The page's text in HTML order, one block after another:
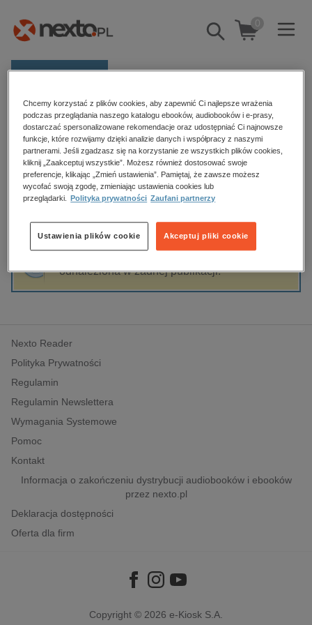
Pokaż/schowaj
wyszukiwarkę
0
E-prasa
Kategorie
Zobacz wszystkie E-prasa
budownictwo, aranżacja wnętrz
biznesowe, branżowe, gospodarka
edukacja
hobby, sport, rozrywka
komputery, internet, technologie, informatyka
polityka, społeczno-informacyjne
psychologiczne
inne
popularno-naukowe
historia
Strona główna Uniwersytet w Siedlcach
Uniwersytet w Siedlcach
Sortowanie Filtrowanie
odnaleziona w żadnej publikacji.
Nexto Reader
Polityka Prywatności
Regulamin
Regulamin Newslettera
Wymagania Systemowe
Pomoc
Kontakt
Informacja o zakończeniu dystrybucji audiobooków i ebooków
przez nexto.pl
Deklaracja dostępności
Oferta dla firm
Copyright © 2026 e-Kiosk S.A.
Chcemy korzystać z plików cookies, aby zapewnić Ci najlepsze wrażenia
podczas przeglądania naszego katalogu ebooków, audiobooków i e-prasy,
dostarczać spersonalizowane rekomendacje oraz udostępniać Ci najnowsze
funkcje, które rozwijamy dzięki analizie danych i współpracy z naszymi
partnerami. Jeśli zgadzasz się na korzystanie ze wszystkich plików cookies,
kliknij „Zaakceptuj wszystkie”. Możesz również dostosować swoje
preferencje, klikając „Zmień ustawienia”. Pamiętaj, że zawsze możesz
wycofać swoją zgodę, zmieniając ustawienia cookies lub
przeglądarki.
Polityka prywatności Zaufani partnerzy
Akceptuj pliki cookie
Ustawienia plików cookie